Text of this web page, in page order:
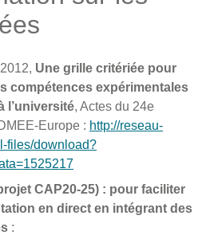
Une grille critériée pour
compétences expérimentales
l’université, Actes du 24e
Europe : http://reseau-
files/download?
CAP20-25) : pour faciliter
en direct en intégrant des
: